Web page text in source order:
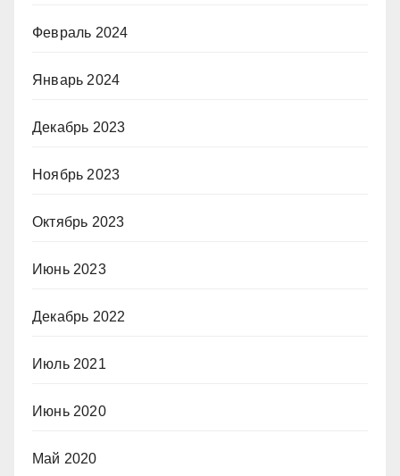
Февраль 2024
Январь 2024
Декабрь 2023
Ноябрь 2023
Октябрь 2023
Июнь 2023
Декабрь 2022
Июль 2021
Июнь 2020
Май 2020